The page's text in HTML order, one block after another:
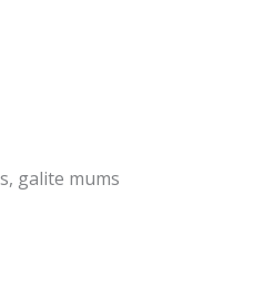
galite mums